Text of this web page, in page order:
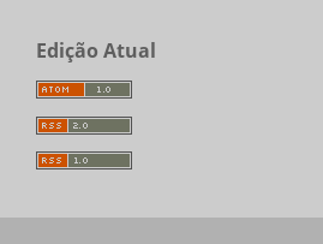
Edição Atual